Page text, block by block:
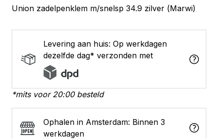
snelspanner
zilver
Union zadelpenklem m/snelsp 34.9 zilver (Marwi)
Levering aan huis: Op werkdagen
dezelfde dag* verzonden met
*mits voor 20:00 besteld
Ophalen in Amsterdam: Binnen 3
werkdagen